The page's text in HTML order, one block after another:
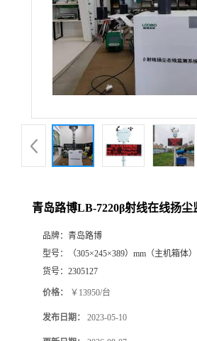
品
青岛路博LB-7220β射线在线扬尘
品牌： 青岛路博
型号：
（305×245×389）mm（主机箱体）
货号： 2305127
价格： ￥13950/台
发布日期： 2023-05-10